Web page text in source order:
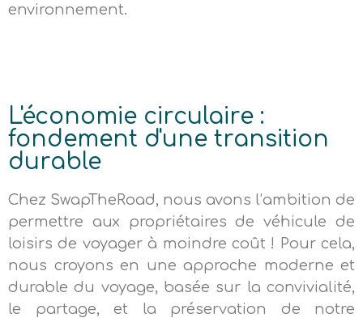
environnement.
L'économie circulaire :
fondement d'une transition
durable
Chez SwapTheRoad, nous avons l’ambition de
permettre aux propriétaires de véhicule de
loisirs de voyager à moindre coût ! Pour cela,
nous croyons en une approche moderne et
durable du voyage, basée sur la convivialité,
le partage, et la préservation de notre